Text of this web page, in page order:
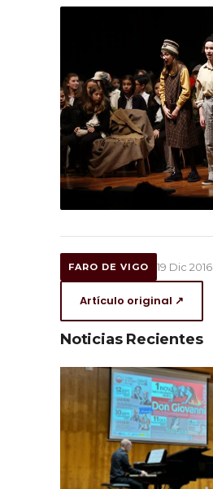
FARO DE VIGO 19 Dic 2016
Artículo original ↗
Noticias Recientes